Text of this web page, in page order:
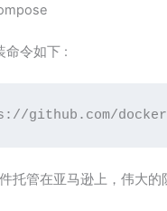
命令如下 :
//github.com/docker
托管在亚马逊上，伟大的